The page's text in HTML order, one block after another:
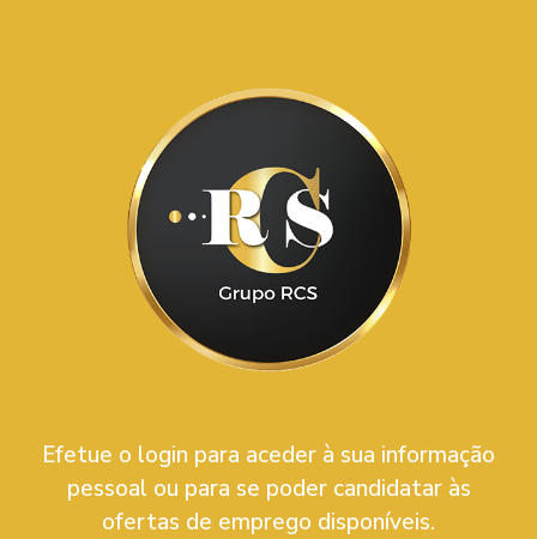
Efetue o login para aceder à sua informação
pessoal ou para se poder candidatar às
ofertas de emprego disponíveis.